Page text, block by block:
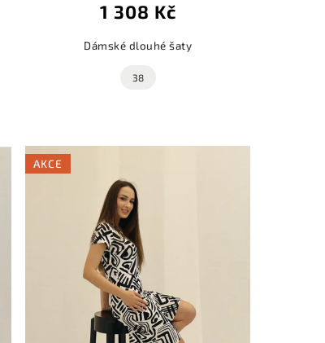
1 308 Kč
Dámské dlouhé šaty
38
AKCE